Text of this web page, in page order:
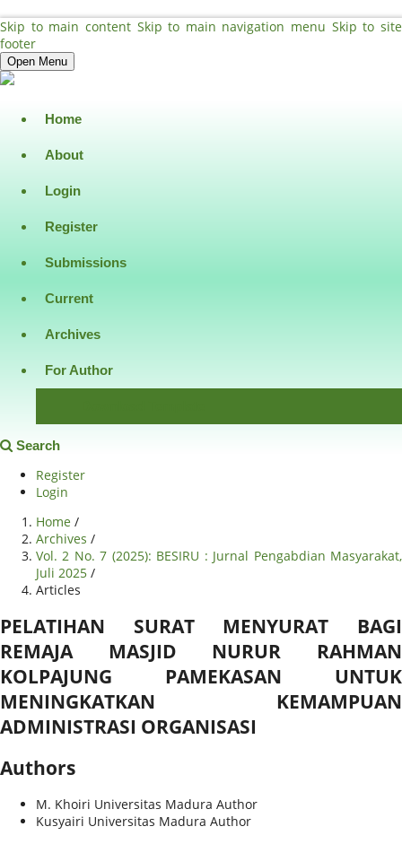
Skip to main content Skip to main navigation menu Skip to site
footer
Open Menu
Home
About
Login
Register
Submissions
Current
Archives
For Author
Search
Register
Login
Home /
Archives /
Vol. 2 No. 7 (2025): BESIRU : Jurnal Pengabdian Masyarakat,
Juli 2025 /
Articles
PELATIHAN SURAT MENYURAT BAGI
REMAJA MASJID NURUR RAHMAN
KOLPAJUNG PAMEKASAN UNTUK
MENINGKATKAN KEMAMPUAN
ADMINISTRASI ORGANISASI
Authors
M. Khoiri Universitas Madura Author
Kusyairi Universitas Madura Author